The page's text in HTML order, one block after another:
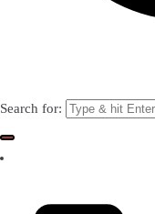
Search for: